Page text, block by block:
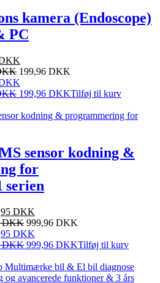
kamera (Endoscope)
PC
aktuelle
er:
199,96 DKK
aktuelle
er:
199,96 DKKTilføj til kurv
sensor kodning &
for
serien
DKK
aktuelle
er:
DKK 999,96 DKK
DKK.
DKK
aktuelle
er:
1.249,95 DKK.
DKK 999,96 DKKTilføj til kurv